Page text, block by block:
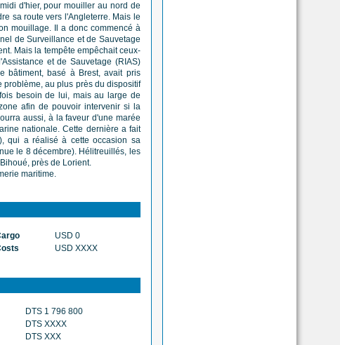
d'hier, pour mouiller au nord de
sa route vers l'Angleterre. Mais le
mouillage. Il a donc commencé à
de Surveillance et de Sauvetage
Mais la tempête empêchait ceux-
et de Sauvetage (RIAS)
bâtiment, basé à Brest, avait pris
problème, au plus près du dispositif
besoin de lui, mais au large de
afin de pouvoir intervenir si la
aussi, à la faveur d'une marée
nationale. Cette dernière a fait
qui a réalisé à cette occasion sa
le 8 décembre). Hélitreuillés, les
près de Lorient.
maritime.
USD 0
USD XXXX
DTS 1 796 800
DTS XXXX
DTS XXX